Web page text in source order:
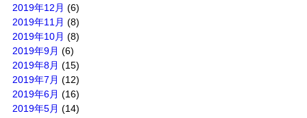
2019年12月 (6)
2019年11月 (8)
2019年10月 (8)
2019年9月 (6)
2019年8月 (15)
2019年7月 (12)
2019年6月 (16)
2019年5月 (14)